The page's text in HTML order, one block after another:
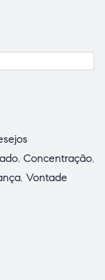
, Concentração,
, Vontade